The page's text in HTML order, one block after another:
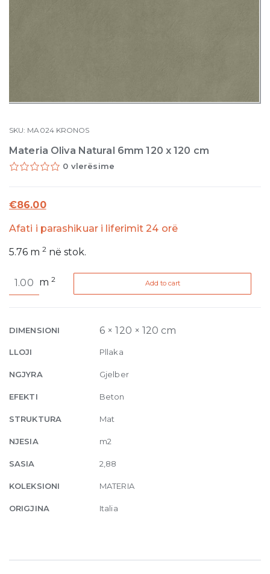
SKU: MA024 KRONOS
Materia Oliva Natural 6mm 120 x 120 cm
0 vlerësime
€86.00
Afati i parashikuar i liferimit 24 orë
5.76 m2 në stok.
Oliva
120
120
cm
m2 Add to cart
DIMENSIONI 6 × 120 × 120 cm
LLOJI Pllaka
NGJYRA Gjelber
EFEKTI Beton
STRUKTURA Mat
NJESIA m2
SASIA 2,88
KOLEKSIONI MATERIA
ORIGJINA Italia